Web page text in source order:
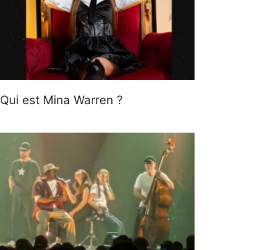
Qui est Mina Warren ?